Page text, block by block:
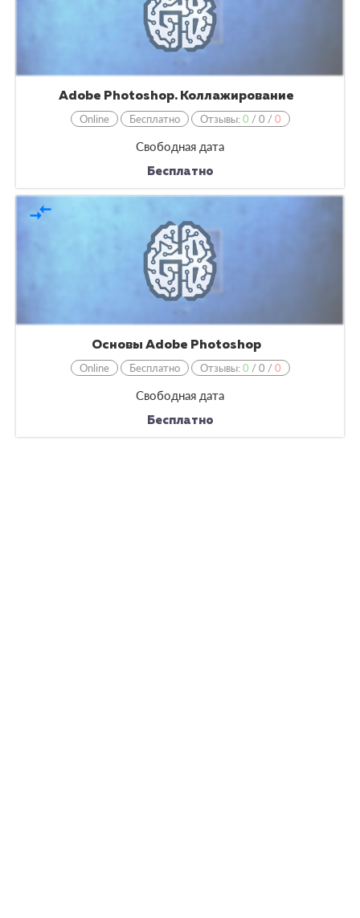
Adobe Photoshop. Коллажирование
Online
Бесплатно Отзывы:0 /0 /0
Свободная дата
Бесплатно
compare_arrows
Основы Adobe Photoshop
Online
Бесплатно Отзывы:0 /0 /0
Свободная дата
Бесплатно